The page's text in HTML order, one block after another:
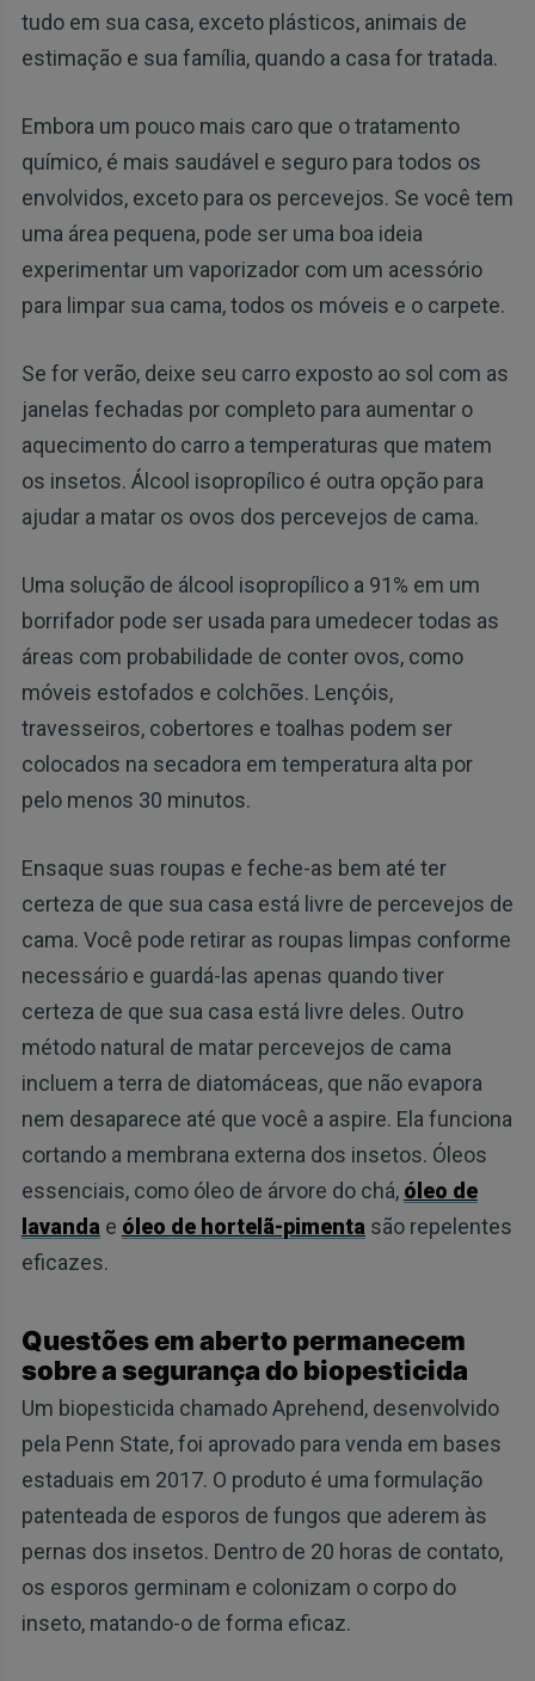
tudo em sua casa, exceto plásticos, animais de
estimação e sua família, quando a casa for tratada.
Embora um pouco mais caro que o tratamento
químico, é mais saudável e seguro para todos os
envolvidos, exceto para os percevejos. Se você tem
uma área pequena, pode ser uma boa ideia
experimentar um vaporizador com um acessório
para limpar sua cama, todos os móveis e o carpete.
Se for verão, deixe seu carro exposto ao sol com as
janelas fechadas por completo para aumentar o
aquecimento do carro a temperaturas que matem
os insetos. Álcool isopropílico é outra opção para
ajudar a matar os ovos dos percevejos de cama.
Uma solução de álcool isopropílico a 91% em um
borrifador pode ser usada para umedecer todas as
áreas com probabilidade de conter ovos, como
móveis estofados e colchões. Lençóis,
travesseiros, cobertores e toalhas podem ser
colocados na secadora em temperatura alta por
pelo menos 30 minutos.
Ensaque suas roupas e feche-as bem até ter
certeza de que sua casa está livre de percevejos de
cama. Você pode retirar as roupas limpas conforme
necessário e guardá-las apenas quando tiver
certeza de que sua casa está livre deles. Outro
método natural de matar percevejos de cama
incluem a terra de diatomáceas, que não evapora
nem desaparece até que você a aspire. Ela funciona
cortando a membrana externa dos insetos. Óleos
essenciais, como óleo de árvore do chá, óleo de
lavanda e óleo de hortelã-pimenta são repelentes
eficazes.
Questões em aberto permanecem
sobre a segurança do biopesticida
Um biopesticida chamado Aprehend, desenvolvido
pela Penn State, foi aprovado para venda em bases
estaduais em 2017. O produto é uma formulação
patenteada de esporos de fungos que aderem às
pernas dos insetos. Dentro de 20 horas de contato,
os esporos germinam e colonizam o corpo do
inseto, matando-o de forma eficaz.